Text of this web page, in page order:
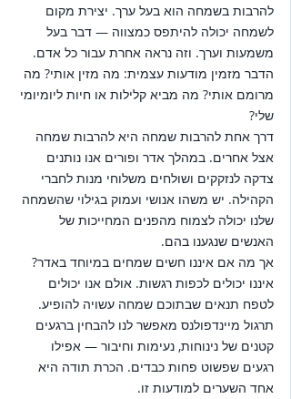
להרבות בשמחה הוא בעל ערך. יצירת מקום
לשמחה יכולה להיתפס כמצווה — דבר בעל
משמעות וערך. וזה נראה אחרת עבור כל אדם.
הדבר מזמין מודעות עצמית: מה מזין אותי? מה
מרומם אותי? מה מביא קלילות או חיות ליומיומי
שלי?
דרך אחת להרבות שמחה היא להרבות שמחה
אצל אחרים. במהלך אדר ופורים אנו נותנים
צדקה לנזקקים ושולחים משלוחי מנות לחברי
הקהילה. יש משהו אנושי ועמוק בגילוי שהשמחה
שלנו יכולה לצמוח מהפנים המחייכות של
האנשים שנגענו בהם.
אך מה אם איננו חשים שמחים במיוחד באדר?
איננו יכולים לכפות רגשות. אולם אנו יכולים
לטפח תנאים שבתוכם שמחה עשויה להופיע.
תרגול מיינדפולנס מאפשר לנו להבחין ברגעים
קטנים של נינוחות, נעימות וחיבור — אפילו
רגעים שפשוט פחות כבדים. הכרת תודה היא
אחד השערים למודעות זו.